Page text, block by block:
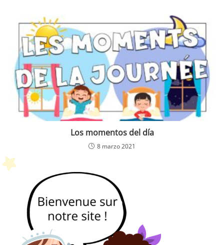
Los momentos del día
8 marzo 2021